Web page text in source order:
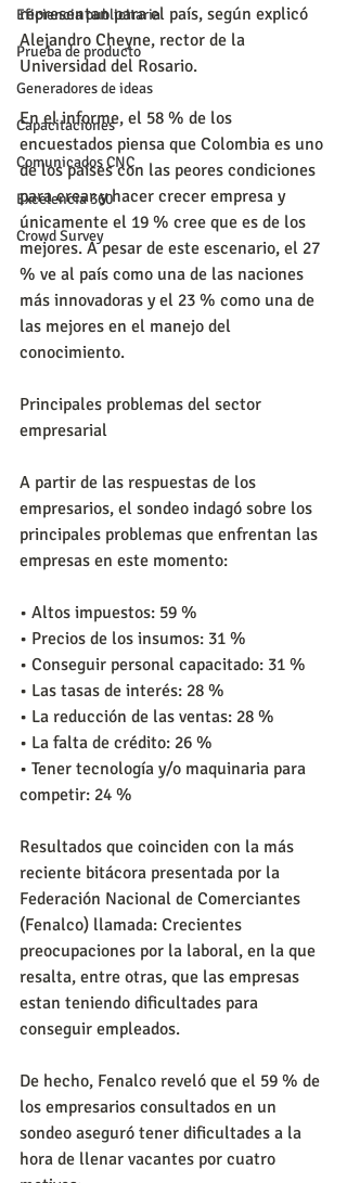
Eficiencia publicitaria
Prueba de producto
Generadores de ideas
Capacitaciones
Comunicados CNC
Excelencia 360
Crowd Survey
representan para el país, según explicó
Alejandro Cheyne, rector de la
Universidad del Rosario.
En el informe, el 58 % de los
encuestados piensa que Colombia es uno
de los países con las peores condiciones
para crear y hacer crecer empresa y
únicamente el 19 % cree que es de los
mejores. A pesar de este escenario, el 27
% ve al país como una de las naciones
más innovadoras y el 23 % como una de
las mejores en el manejo del
conocimiento.
Principales problemas del sector
empresarial
A partir de las respuestas de los
empresarios, el sondeo indagó sobre los
principales problemas que enfrentan las
empresas en este momento:
• Altos impuestos: 59 %
• Precios de los insumos: 31 %
• Conseguir personal capacitado: 31 %
• Las tasas de interés: 28 %
• La reducción de las ventas: 28 %
• La falta de crédito: 26 %
• Tener tecnología y/o maquinaria para
competir: 24 %
Resultados que coinciden con la más
reciente bitácora presentada por la
Federación Nacional de Comerciantes
(Fenalco) llamada: Crecientes
preocupaciones por la laboral, en la que
resalta, entre otras, que las empresas
estan teniendo dificultades para
conseguir empleados.
De hecho, Fenalco reveló que el 59 % de
los empresarios consultados en un
sondeo aseguró tener dificultades a la
hora de llenar vacantes por cuatro